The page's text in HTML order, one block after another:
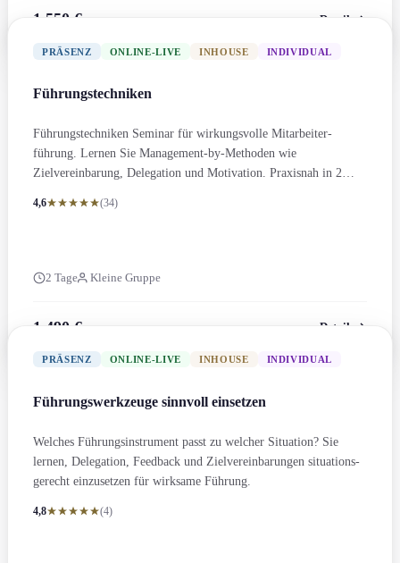
1.550 € Details
PRÄSENZ ONLINE-LIVE INHOUSE INDIVIDUAL
Führungs­techniken
Führungs­techniken Seminar für wirkungs­volle Mitarbeiter­
führung. Lernen Sie Management-by-Methoden wie
Zielvereinbarung, Delegation und Motivation. Praxisnah in 2
4,6 (34)
2 Tage Kleine Gruppe
1.490 € Details
PRÄSENZ ONLINE-LIVE INHOUSE INDIVIDUAL
Führungs­werkzeuge sinnvoll einsetzen
Welches Führungs­instrument passt zu welcher Situation? Sie
lernen, Delegation, Feedback und Zielvereinbarung­en situations­
gerecht einzusetzen für wirksame Führung.
4,8 (4)